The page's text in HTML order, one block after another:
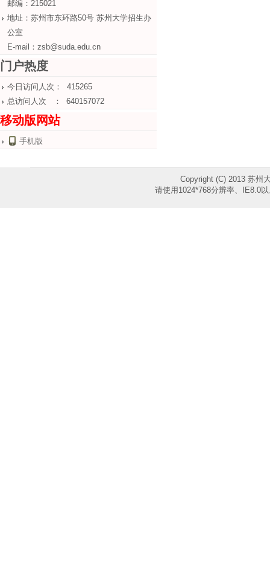
邮编：215021
地址：苏州市东环路50号 苏州大学招生办
公室
E-mail：zsb@suda.edu.cn
门户热度
今日访问人次： 415265
总访问人次 ： 640157072
移动版网站
手机版
Copyright (C) 2013 苏州
请使用1024*768分辨率、IE8.0